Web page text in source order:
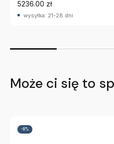
5236.00 zł
wysyłka: 21-28 dni
Może ci się to
-8%